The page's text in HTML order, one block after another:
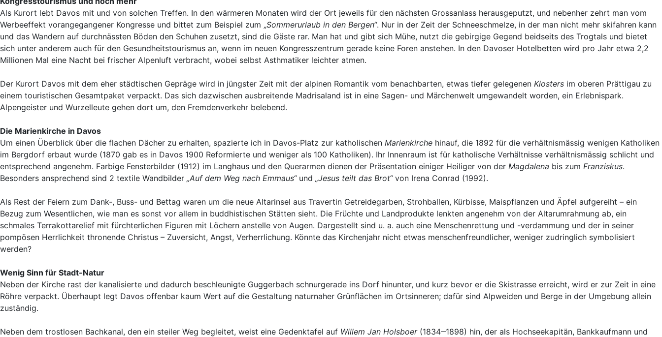
Als Kurort lebt Davos mit und von solchen Treffen. In den wärmeren Monaten wird der Ort jeweils für den nächsten Grossanlass herausgeputzt, und nebenher zehrt man vom
Werbeeffekt vorangegangener Kongresse und bittet zum Beispiel zum „Sommerurlaub in den Bergen“. Nur in der Zeit der Schneeschmelze, in der man nicht mehr skifahren kann
und das Wandern auf durchnässten Böden den Schuhen zusetzt, sind die Gäste rar. Man hat und gibt sich Mühe, nutzt die gebirgige Gegend beidseits des Trogtals und bietet
sich unter anderem auch für den Gesundheitstourismus an, wenn im neuen Kongresszentrum gerade keine Foren anstehen. In den Davoser Hotelbetten wird pro Jahr etwa 2,2
Millionen Mal eine Nacht bei frischer Alpenluft verbracht, wobei selbst Asthmatiker leichter atmen.
Der Kurort Davos mit dem eher städtischen Gepräge wird in jüngster Zeit mit der alpinen Romantik vom benachbarten, etwas tiefer gelegenen Klosters im oberen Prättigau zu
einem touristischen Gesamtpaket verpackt. Das sich dazwischen ausbreitende Madrisaland ist in eine Sagen- und Märchenwelt umgewandelt worden, ein Erlebnispark.
Alpengeister und Wurzelleute gehen dort um, den Fremdenverkehr belebend.
Die Marienkirche in Davos
Um einen Überblick über die flachen Dächer zu erhalten, spazierte ich in Davos-Platz zur katholischen Marienkirche hinauf, die 1892 für die verhältnismässig wenigen Katholiken
im Bergdorf erbaut wurde (1870 gab es in Davos 1900 Reformierte und weniger als 100 Katholiken). Ihr Innenraum ist für katholische Verhältnisse verhältnismässig schlicht und
entsprechend angenehm. Farbige Fensterbilder (1912) im Langhaus und den Querarmen dienen der Präsentation einiger Heiliger von der Magdalena bis zum Franziskus.
Besonders ansprechend sind 2 textile Wandbilder „Auf dem Weg nach Emmaus“und „Jesus teilt das Brot“von Irena Conrad (1992).
Als Rest der Feiern zum Dank-, Buss- und Bettag waren um die neue Altarinsel aus Travertin Getreidegarben, Strohballen, Kürbisse, Maispflanzen und Äpfel aufgereiht – ein
Bezug zum Wesentlichen, wie man es sonst vor allem in buddhistischen Stätten sieht. Die Früchte und Landprodukte lenkten angenehm von der Altarumrahmung ab, ein
schmales Terrakottarelief mit fürchterlichen Figuren mit Löchern anstelle von Augen. Dargestellt sind u. a. auch eine Menschenrettung und -verdammung und der in seiner
pompösen Herrlichkeit thronende Christus – Zuversicht, Angst, Verherrlichung. Könnte das Kirchenjahr nicht etwas menschenfreundlicher, weniger zudringlich symbolisiert
werden?
Wenig Sinn für Stadt-Natur
Neben der Kirche rast der kanalisierte und dadurch beschleunigte Guggerbach schnurgerade ins Dorf hinunter, und kurz bevor er die Skistrasse erreicht, wird er zur Zeit in eine
Röhre verpackt. Überhaupt legt Davos offenbar kaum Wert auf die Gestaltung naturnaher Grünflächen im Ortsinneren; dafür sind Alpweiden und Berge in der Umgebung allein
zuständig.
Neben dem trostlosen Bachkanal, den ein steiler Weg begleitet, weist eine Gedenktafel auf Willem Jan Holsboer(1834‒1898) hin, der als Hochseekapitän, Bankkaufmann und